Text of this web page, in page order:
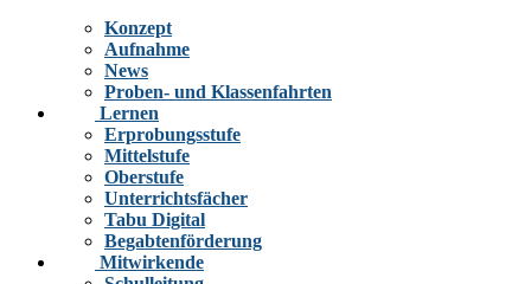
Konzept
Aufnahme
News
Proben- und Klassenfahrten
Lernen
Erprobungsstufe
Mittelstufe
Oberstufe
Unterrichtsfächer
Tabu Digital
Begabtenförderung
Mitwirkende